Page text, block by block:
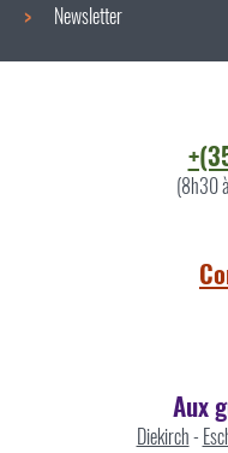
Newsletter
(8h30
Aux
Diekirch-